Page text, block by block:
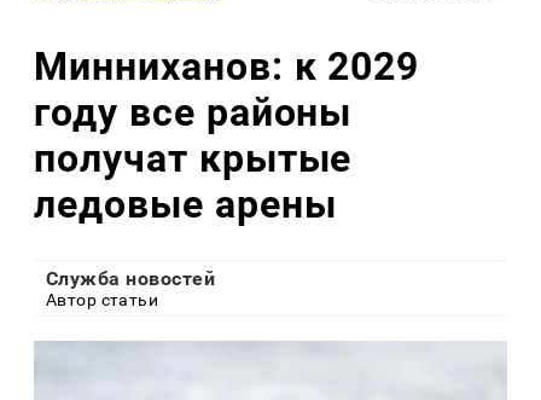
Минниханов: к 2029
году все районы
получат крытые
ледовые арены
Служба новостей
Автор статьи